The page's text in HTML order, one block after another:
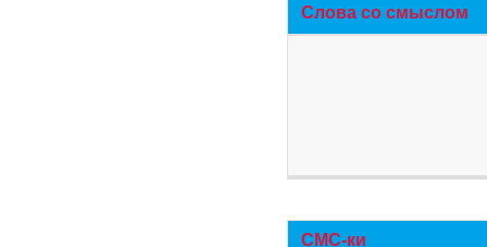
Слова со смыслом
СМС-ки